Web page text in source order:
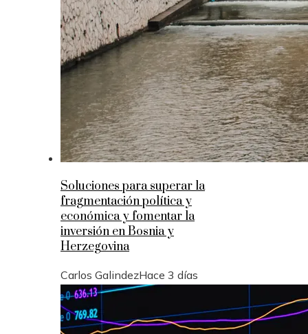
Soluciones para superar la
fragmentación política y
económica y fomentar la
inversión en Bosnia y
Herzegovina
Carlos GalindezHace 3 días